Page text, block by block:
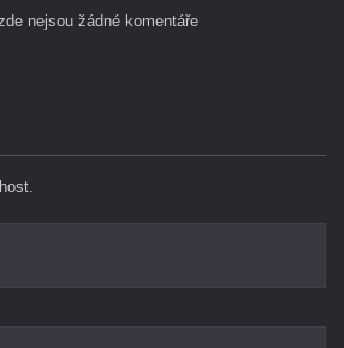
nejsou žádné komentáře